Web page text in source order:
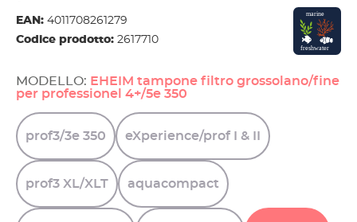
EAN: 4011708261279
Codice prodotto: 2617710
MODELLO: EHEIM tampone filtro grossolano/fine
per professionel 4+/5e 350
prof3/3e 350 eXperience/prof &
prof3 XL/XLT aquacompact